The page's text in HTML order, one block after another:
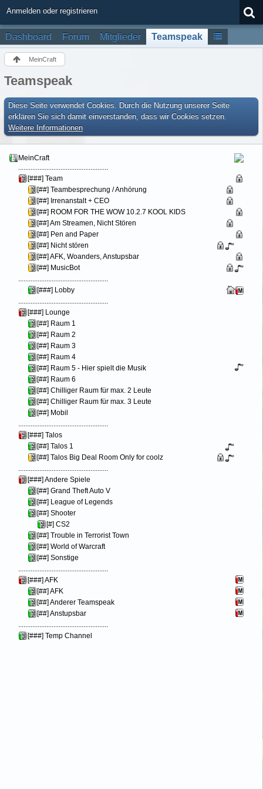
Anmelden oder registrieren
Dashboard Forum Mitglieder Teamspeak
MeinCraft
Teamspeak
Diese Seite verwendet Cookies. Durch die Nutzung unserer Seite
erklären Sie sich damit einverstanden, dass wir Cookies setzen.
Weitere Informationen